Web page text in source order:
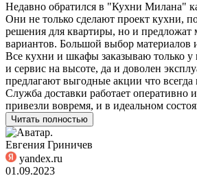
Недавно обратился в "Кухни Милана"
Они не только сделают проект кухни,
решения для квартиры, но и предложат
вариантов. Большой выбор материалов
Все кухни и шкафы заказываю только у
и сервис на высоте, да и доволен
предлагают выгодные акции что всегда
Служба доставки работает оперативно
привезли вовремя, и в идеальном
Читать полностью
Евгения Гриничев
yandex.ru
01.09.2023